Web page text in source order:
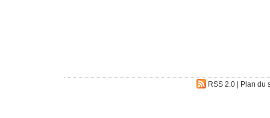
RSS 2.0| Plan du